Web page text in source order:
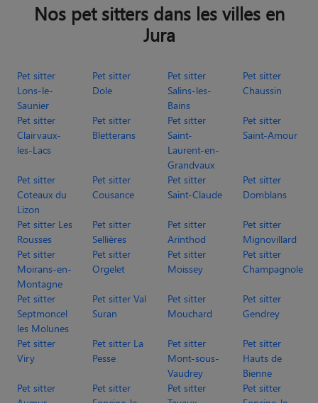
Nos pet sitters dans les villes en
Jura
Pet sitter
Lons-le-
Saunier
Pet sitter
Dole
Pet sitter
Salins-les-
Bains
Pet sitter
Chaussin
Pet sitter
Clairvaux-
les-Lacs
Pet sitter
Bletterans
Pet sitter
Saint-
Laurent-en-
Grandvaux
Pet sitter
Saint-Amour
Pet sitter
Coteaux du
Lizon
Pet sitter
Cousance
Pet sitter
Saint-Claude
Pet sitter
Domblans
Pet sitter Les
Rousses
Pet sitter
Sellières
Pet sitter
Arinthod
Pet sitter
Mignovillard
Pet sitter
Moirans-en-
Montagne
Pet sitter
Orgelet
Pet sitter
Moissey
Pet sitter
Champagnole
Pet sitter
Septmoncel
les Molunes
Pet sitter Val
Suran
Pet sitter
Mouchard
Pet sitter
Gendrey
Pet sitter
Viry
Pet sitter La
Pesse
Pet sitter
Mont-sous-
Vaudrey
Pet sitter
Hauts de
Bienne
Pet sitter
Pet sitter
Pet sitter
Pet sitter